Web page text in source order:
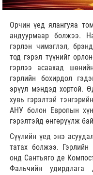
Орчин үед ялангуяа
андуурмаар болжээ.
гэрлэн чимэглэл,
тод гэрэл түүнийг
гэрлээ асаахад
гэрлийн бохирдол
эрүүл мэндэд хортой.
хувь гэрэлтэй
АНУ болон Европын
гэрэлтэйд өнгөрүүлж
Сүүлийн үед энэ
татах болжээ.
онд Сантьяго де
Фальчийн